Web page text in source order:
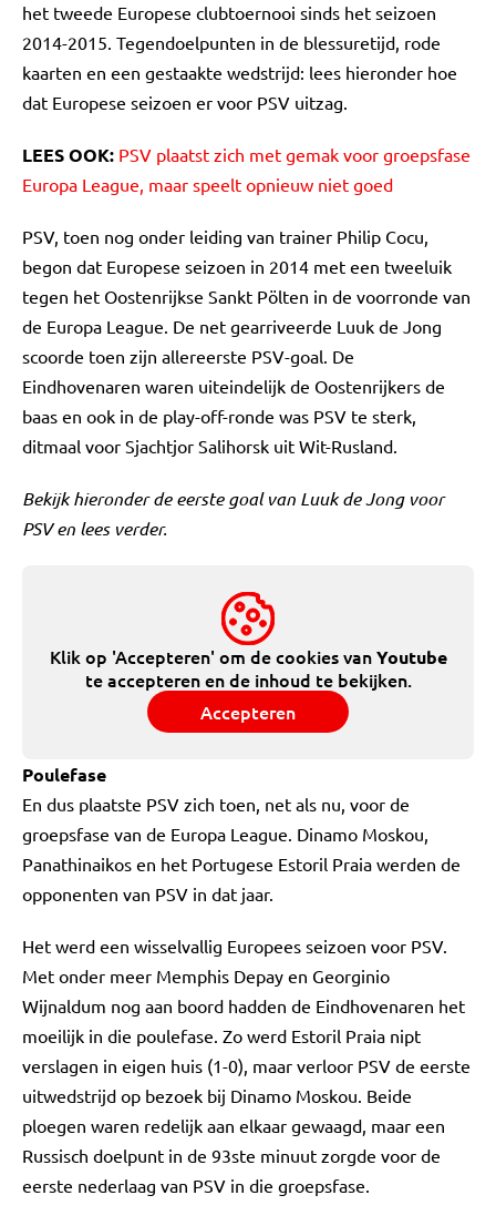
het tweede Europese clubtoernooi sinds het seizoen
2014-2015. Tegendoelpunten in de blessuretijd, rode
kaarten en een gestaakte wedstrijd: lees hieronder hoe
dat Europese seizoen er voor PSV uitzag.
LEES OOK: PSV plaatst zich met gemak voor groepsfase
Europa League, maar speelt opnieuw niet goed
PSV, toen nog onder leiding van trainer Philip Cocu,
begon dat Europese seizoen in 2014 met een tweeluik
tegen het Oostenrijkse Sankt Pölten in de voorronde van
de Europa League. De net gearriveerde Luuk de Jong
scoorde toen zijn allereerste PSV-goal. De
Eindhovenaren waren uiteindelijk de Oostenrijkers de
baas en ook in de play-off-ronde was PSV te sterk,
ditmaal voor Sjachtjor Salihorsk uit Wit-Rusland.
Bekijk hieronder de eerste goal van Luuk de Jong voor
PSV en lees verder.
Klik op 'Accepteren' om de cookies vanYoutube
te accepteren en de inhoud te bekijken.
Accepteren
Poulefase
En dus plaatste PSV zich toen, net als nu, voor de
groepsfase van de Europa League. Dinamo Moskou,
Panathinaikos en het Portugese Estoril Praia werden de
opponenten van PSV in dat jaar.
Het werd een wisselvallig Europees seizoen voor PSV.
Met onder meer Memphis Depay en Georginio
Wijnaldum nog aan boord hadden de Eindhovenaren het
moeilijk in die poulefase. Zo werd Estoril Praia nipt
verslagen in eigen huis (1-0), maar verloor PSV de eerste
uitwedstrijd op bezoek bij Dinamo Moskou. Beide
ploegen waren redelijk aan elkaar gewaagd, maar een
Russisch doelpunt in de 93ste minuut zorgde voor de
eerste nederlaag van PSV in die groepsfase.